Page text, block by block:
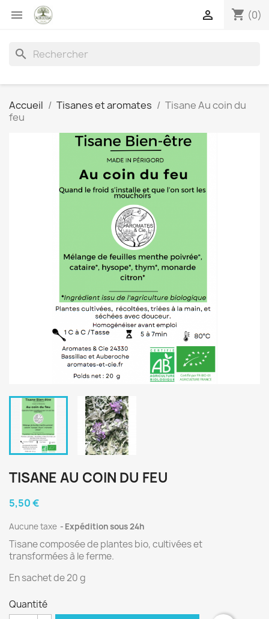
 shopping_cart (0)

search
Accueil Tisanes et aromates
Tisane Au coin du
feu
TISANE AU COIN DU FEU
5,50 €
Aucune taxe Expédition sous 24h
Tisane composée de plantes bio, cultivées et
transformées à le ferme.
En sachet de 20 g
Quantité